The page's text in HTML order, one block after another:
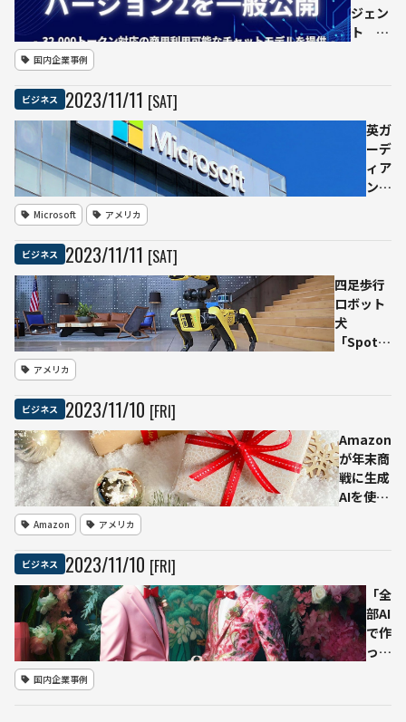
ジェン
ト 日
公開ー
ー商用
利用可
能・
32,000
ットモ
デル
国内企業事例
ビジネス 2023/11/11 [SAT]
英ガ
ーデ
ィア
ンが
ンツ
でマ
ロソ
宛て
の書
簡と
紙面
Microsoft アメリカ
ビジネス 2023/11/11 [SAT]
四足歩行
ロボット
犬
「Spot」
ガイドや
英国風執
事ロボに
変身して
お喋りー
アメリカ
ビジネス 2023/11/10 [FRI]
Amazon
が年末商
戦に生成
AIを使い
ーゲット
広告の精
度アップ
Amazon アメリカ
ビジネス 2023/11/10 [FRI]
「全
部AI
で作
っ
国内企業事例